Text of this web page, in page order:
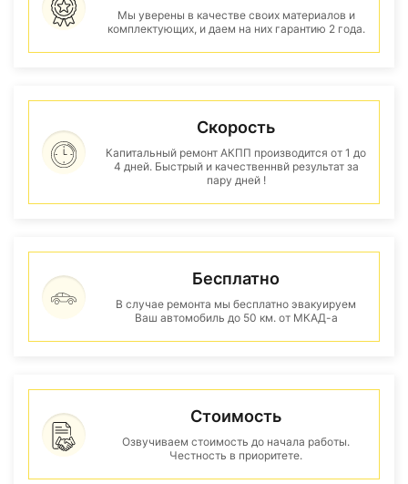
Мы уверены в качестве своих материалов и
комплектующих, и даем на них гарантию 2 года.
Скорость
Капитальный ремонт АКПП производится от 1 до
4 дней. Быстрый и качественнвй результат за
пару дней !
Бесплатно
В случае ремонта мы бесплатно эвакуируем
Ваш автомобиль до 50 км. от МКАД-а
Стоимость
Озвучиваем стоимость до начала работы.
Честность в приоритете.